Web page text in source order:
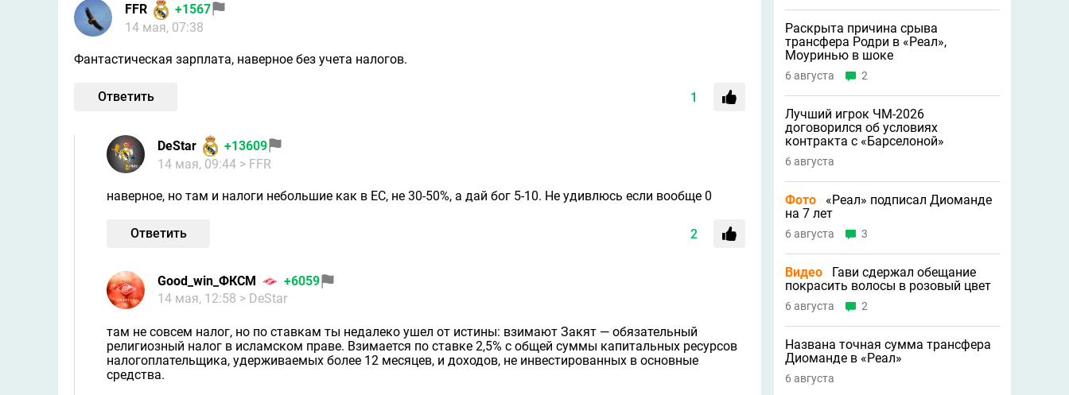
FFR
+1567
14 мая, 07:38
Фантастическая зарплата, наверное без учета налогов.
Ответить 1
DeStar
+13609
14 мая, 09:44 > FFR
наверное, но там и налоги небольшие как в ЕС, не 30-50%, а дай бог 5-10. Не удивлюсь если вообще 0
Ответить 2
Good_win_ФКСМ
+6059
14 мая, 12:58 > DeStar
там не совсем налог, но по ставкам ты недалеко ушел от истины: взимают Закят — обязательный
религиозный налог в исламском праве. Взимается по ставке 2,5% с общей суммы капитальных ресурсов
налогоплательщика, удерживаемых более 12 месяцев, и доходов, не инвестированных в основные
средства.
Раскрыта причина срыва
трансфера Родри в «Реал»,
Моуринью в шоке
6 августа 2
Лучший игрок ЧМ-2026
договорился об условиях
контракта с «Барселоной»
6 августа
Фото
«Реал» подписал Диоманде
на 7 лет
6 августа 3
Видео
Гави сдержал обещание
покрасить волосы в розовый цвет
6 августа 2
Названа точная сумма трансфера
Диоманде в «Реал»
6 августа